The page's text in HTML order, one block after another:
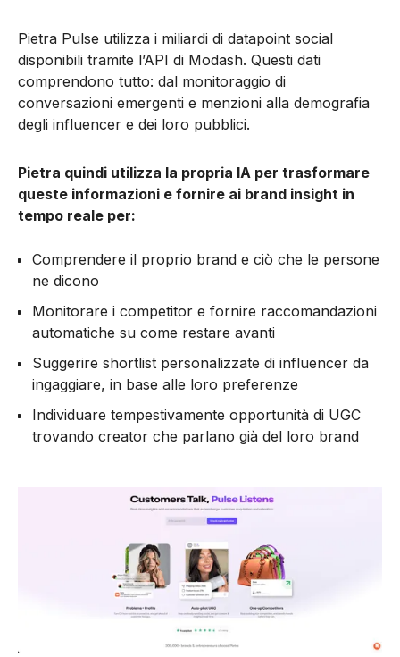
Pietra Pulse utilizza i miliardi di datapoint social
disponibili tramite l’API di Modash. Questi dati
comprendono tutto: dal monitoraggio di
conversazioni emergenti e menzioni alla demografia
degli influencer e dei loro pubblici.
Pietra quindi utilizza la propria IA per trasformare
queste informazioni e fornire ai brand insight in
tempo reale per:
Comprendere il proprio brand e ciò che le persone
ne dicono
Monitorare i competitor e fornire raccomandazioni
automatiche su come restare avanti
Suggerire shortlist personalizzate di influencer da
ingaggiare, in base alle loro preferenze
Individuare tempestivamente opportunità di UGC
trovando creator che parlano già del loro brand